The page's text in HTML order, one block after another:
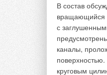
В состав
вращающийся
с
каналы,
круговым